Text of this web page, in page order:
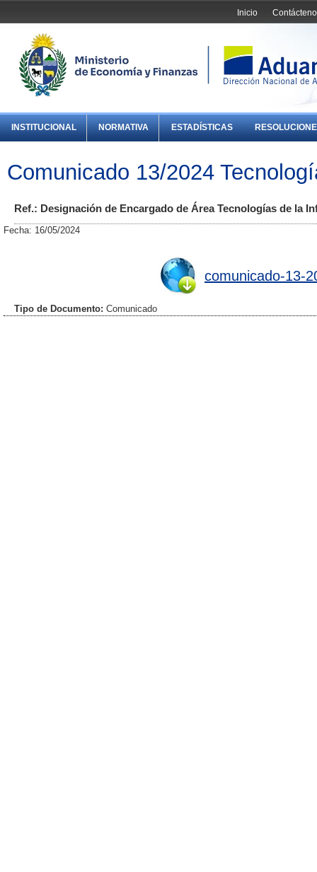
Inicio
INSTITUCIONAL NORMATIVA ESTADÍSTICAS
Comunicado 13/2024
Ref.: Designación de Encargado de Área Tecnologías de la
Fecha: 16/05/2024
comunicado-13-
Tipo de Documento: Comunicado